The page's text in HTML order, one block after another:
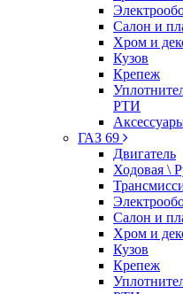
Салон и
Хром и
Кузов
Крепеж
РТИ
ГАЗ 69
Двигатель
Ходовая \
Салон и
Хром и
Кузов
Крепеж